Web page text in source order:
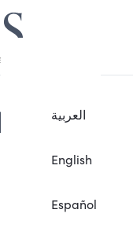
العربية
English
Español